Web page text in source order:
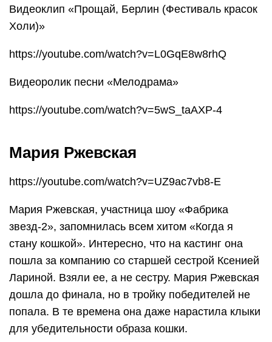
Видеоклип «Прощай, Берлин (Фестиваль красок
Холи)»
https://youtube.com/watch?v=L0GqE8w8rhQ
Видеоролик песни «Мелодрама»
https://youtube.com/watch?v=5wS_taAXP-4
Мария Ржевская
https://youtube.com/watch?v=UZ9ac7vb8-E
Мария Ржевская, участница шоу «Фабрика
звезд-2», запомнилась всем хитом «Когда я
стану кошкой». Интересно, что на кастинг она
пошла за компанию со старшей сестрой Ксенией
Лариной. Взяли ее, а не сестру. Мария Ржевская
дошла до финала, но в тройку победителей не
попала. В те времена она даже нарастила клыки
для убедительности образа кошки.